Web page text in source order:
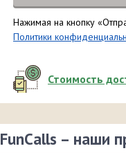
Нажимая на кнопку
Политики
Стоимость
FunCalls – наши